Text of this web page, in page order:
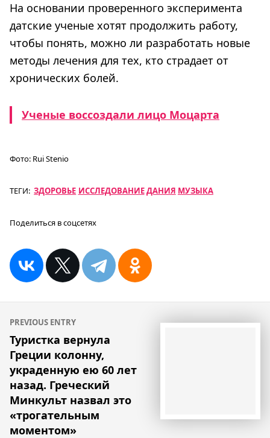
На основании проверенного эксперимента
датские ученые хотят продолжить работу,
чтобы понять, можно ли разработать новые
методы лечения для тех, кто страдает от
хронических болей.
Ученые воссоздали лицо Моцарта
Фото: Rui Stenio
ТЕГИ: ЗДОРОВЬЕ ИССЛЕДОВАНИЕДАНИЯ МУЗЫКА
Поделиться в соцсетях
Навигация
по
записям
PREVIOUS ENTRY
Туристка вернула
Греции колонну,
украденную ею 60 лет
назад. Греческий
Минкульт назвал это
«трогательным
моментом»